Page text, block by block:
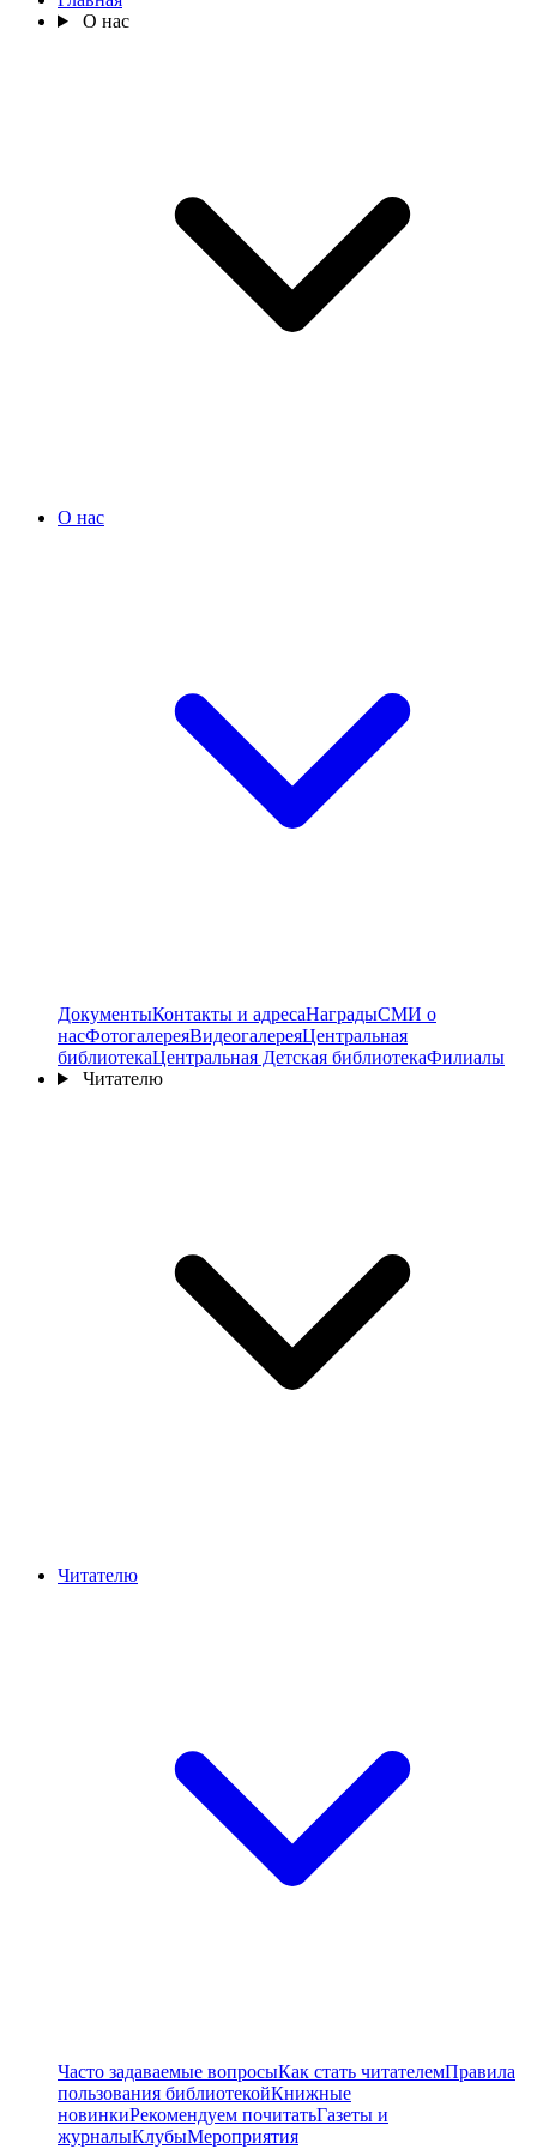
О нас
О нас
ДокументыКонтакты и адресаНаградыСМИ о
насФотогалереяВидеогалереяЦентральная
библиотекаЦентральная Детская библиотекаФилиалы
Читателю
Читателю
Часто задаваемые вопросыКак стать читателемПравила
пользования библиотекойКнижные
новинкиРекомендуем почитатьГазеты и
журналыКлубыМероприятия